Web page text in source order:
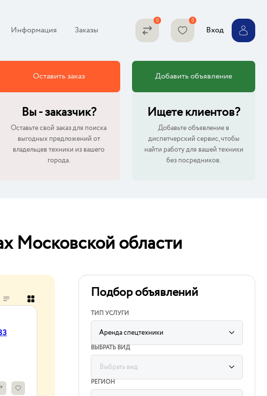
Информация Заказы Вход
Оставить заказ
Вы - заказчик?
Оставьте свой заказ для поиска
выгодных предложений от
владельцев техники из вашего
города.
Добавить объявление
Ищете клиентов?
Добавьте объявление в
диспетчерский сервис, чтобы
найти работу для вашей техники
без посредников.
Московской области
Подбор объявлений
ТИП УСЛУГИ
Аренда спецтехники
ВЫБРАТЬ ВИД
Выбрать вид
label
for
sorting
РЕГИОН